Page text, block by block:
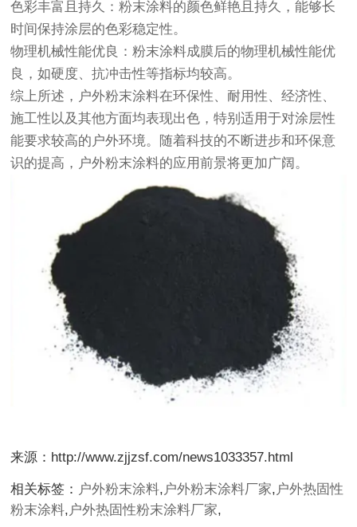
色彩丰富且持久：粉末涂料的颜色鲜艳且持久，能够长
时间保持涂层的色彩稳定性。
物理机械性能优良：粉末涂料成膜后的物理机械性能优
良，如硬度、抗冲击性等指标均较高。
综上所述，户外粉末涂料在环保性、耐用性、经济性、
施工性以及其他方面均表现出色，特别适用于对涂层性
能要求较高的户外环境。随着科技的不断进步和环保意
识的提高，户外粉末涂料的应用前景将更加广阔。
来源：http://www.zjjzsf.com/news1033357.html
相关标签： 户外粉末涂料, 户外粉末涂料厂家, 户外热固性
粉末涂料, 户外热固性粉末涂料厂家,